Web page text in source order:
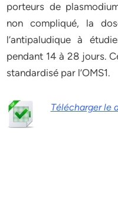
porteurs de
non compliqué, la
l’antipaludique à
pendant 14 à 28 jours.
standardisé par l’OMS1.
Télécharger le